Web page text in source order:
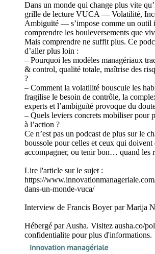
Dans un monde qui change plus vite
grille de lecture VUCA — Volatilité,
Ambiguïté — s’impose comme un outil
comprendre les bouleversements que
Mais comprendre ne suffit plus. Ce
d’aller plus loin :
– Pourquoi les modèles managériaux
& control, qualité totale, maîtrise des
?
– Comment la volatilité bouscule les
fragilise le besoin de contrôle, la
experts et l’ambiguïté provoque du
– Quels leviers concrets mobiliser pour
à l’action ?
Ce n’est pas un podcast de plus sur le
boussole pour celles et ceux qui doivent
accompagner, ou tenir bon… quand les
Lire l'article sur le sujet :
https://
dans-un-monde-vuca/
Interview de Francis Boyer par Marija
Hébergé par Ausha. Visitez ausha.co/
confidentialite pour plus d'informations.